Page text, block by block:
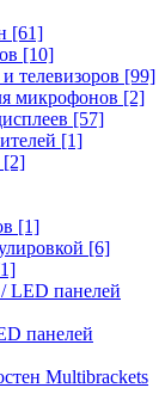
[61]
[10]
телевизоров [99]
микрофонов [2]
[57]
[1]
[2]
[1]
[6]
LED панелей
панелей
Multibrackets